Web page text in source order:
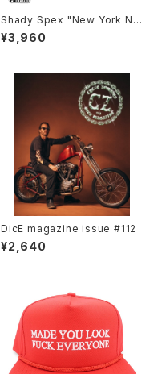
Shady Spex "New York Nig
ht Train-“Ready Teddy" su
nglasses, tortoise/Polariz
¥3,960
DicE magazine issue #112
¥2,640